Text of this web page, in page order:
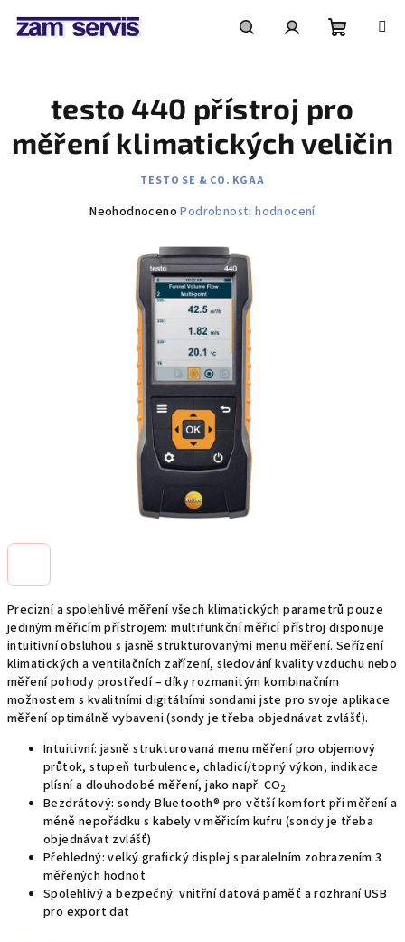
košík
Precizní a spolehlivé měření všech klimatických parametrů pouze
jediným měřicím přístrojem: multifunkční měřicí přístroj disponuje
intuitivní obsluhou s jasně strukturovanými menu měření. Seřízení
klimatických a ventilačních zařízení, sledování kvality vzduchu nebo
měření pohody prostředí – díky rozmanitým kombinačním
možnostem s kvalitními digitálními sondami jste pro svoje aplikace
měření optimálně vybaveni (sondy je třeba objednávat zvlášť).
Intuitivní: jasně strukturovaná menu měření pro objemový
průtok, stupeň turbulence, chladicí/topný výkon, indikace
plísní a dlouhodobé měření, jako např. CO2
Bezdrátový: sondy Bluetooth® pro větší komfort při měření a
méně nepořádku s kabely v měřicím kufru (sondy je třeba
objednávat zvlášť)
Přehledný: velký grafický displej s paralelním zobrazením 3
měřených hodnot
Spolehlivý a bezpečný: vnitřní datová paměť a rozhraní USB
pro export dat
testo 440 přístroj pro
měření klimatických veličin
TESTO SE & CO. KGAA
Průměrné
hvězdiček.
Neohodnoceno Podrobnosti hodnocení